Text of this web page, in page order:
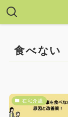
食べない
在宅介護